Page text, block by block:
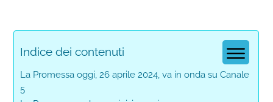
Indice dei contenuti
La Promessa oggi, 26 aprile 2024, va in onda su Canale
5